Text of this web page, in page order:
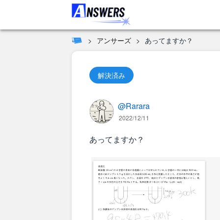
アンサーズ あってますか？
解決済み
@Rarara
2022/12/11
あってますか？